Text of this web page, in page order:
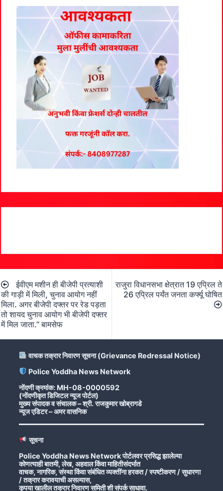
navigation
ईवीएम मशीन ही बीजेपी प्रत्याशी
की गाड़ी में मिली, चुनाव आयोग नहीं
मिला. अगर बीजेपी दफ्तर पर रेड पड़ता
तो शायद चुनाव आयोग भी बीजेपी दफ्तर
में मिल जाता.’’ बामसेफ
राजुरा विधानसभा क्षेत्रात 19 एप्रिल ते
26 एप्रिल पर्यंत जनता कर्फ्यू घोषित
वाचक तक्रार निवारण सूचना (Grievance Redressal Notice)
Police Yoddha News Network
नोंदणी क्रमांक: MH-08-0000592
(नोंदणीकृत डिजिटल न्यूज पोर्टल)
मुख्य संपादक व संचालक – श्री. राजकुमार खोब्रागडे
न्यूज एडिटर – अमर वासनिक
सूचना
Police Yoddha News Network पोर्टलवर प्रसिद्ध झालेल्या
कोणत्याही बातमी, लेख, अहवाल किंवा माहितीसंदर्भात
वाचक, नागरिक, संस्था किंवा संबंधित व्यक्तींना हरकत / स्पष्टीकरण / सुधारणा
/ तक्रार करावयाची असल्यास,
कृपया खालील तक्रार निवारण समिती शी संपर्क साधावा.